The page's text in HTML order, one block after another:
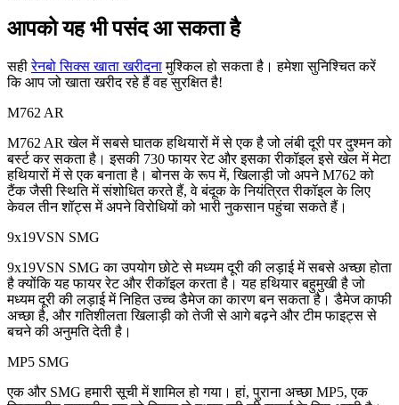
आपको यह भी पसंद आ सकता है
सहीरेनबो सिक्स खाता खरीदनामुश्किल हो सकता है। हमेशा सुनिश्चित करें
कि आप जो खाता खरीद रहे हैं वह सुरक्षित है!
M762 AR
M762 AR खेल में सबसे घातक हथियारों में से एक है जो लंबी दूरी पर दुश्मन को
बर्स्ट कर सकता है। इसकी 730 फायर रेट और इसका रीकॉइल इसे खेल में मेटा
हथियारों में से एक बनाता है। बोनस के रूप में, खिलाड़ी जो अपने M762 को
टैंक जैसी स्थिति में संशोधित करते हैं, वे बंदूक के नियंत्रित रीकॉइल के लिए
केवल तीन शॉट्स में अपने विरोधियों को भारी नुकसान पहुंचा सकते हैं।
9x19VSN SMG
9x19VSN SMG का उपयोग छोटे से मध्यम दूरी की लड़ाई में सबसे अच्छा होता
है क्योंकि यह फायर रेट और रीकॉइल करता है। यह हथियार बहुमुखी है जो
मध्यम दूरी की लड़ाई में निहित उच्च डैमेज का कारण बन सकता है। डैमेज काफी
अच्छा है, और गतिशीलता खिलाड़ी को तेजी से आगे बढ़ने और टीम फाइट्स से
बचने की अनुमति देती है।
MP5 SMG
एक और SMG हमारी सूची में शामिल हो गया। हां, पुराना अच्छा MP5, एक